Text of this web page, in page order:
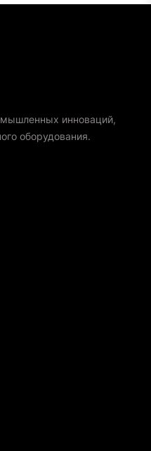
инноваций,
оборудования.